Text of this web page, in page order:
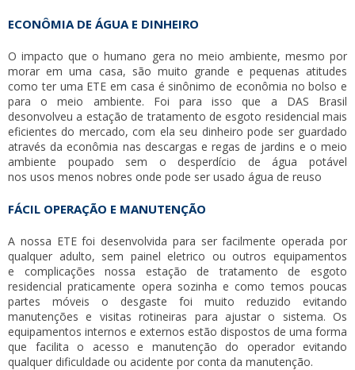
ECONÔMIA DE ÁGUA E DINHEIRO
O impacto que o humano gera no meio ambiente, mesmo por
morar em uma casa, são muito grande e pequenas atitudes
como ter uma ETE em casa é sinônimo de econômia no bolso e
para o meio ambiente. Foi para isso que a DAS Brasil
desonvolveu a estação de tratamento de esgoto residencial mais
eficientes do mercado, com ela seu dinheiro pode ser guardado
através da econômia nas descargas e regas de jardins e o meio
ambiente poupado sem o desperdício de água potável
nos usos menos nobres onde pode ser usado água de reuso
FÁCIL OPERAÇÃO E MANUTENÇÃO
A nossa ETE foi desenvolvida para ser facilmente operada por
qualquer adulto, sem painel eletrico ou outros equipamentos
e complicações nossa estação de tratamento de esgoto
residencial praticamente opera sozinha e como temos poucas
partes móveis o desgaste foi muito reduzido evitando
manutenções e visitas rotineiras para ajustar o sistema. Os
equipamentos internos e externos estão dispostos de uma forma
que facilita o acesso e manutenção do operador evitando
qualquer dificuldade ou acidente por conta da manutenção.